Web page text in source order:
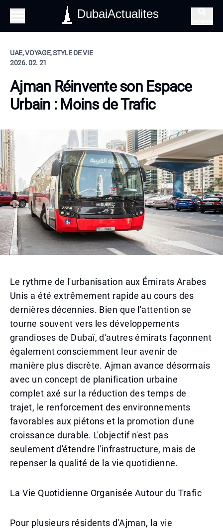
DubaiActualites
UAE, VOYAGE, STYLE DE VIE
2026. 02. 21
Ajman Réinvente son Espace
Urbain : Moins de Trafic
Le rythme de l'urbanisation aux Émirats Arabes
Unis a été extrêmement rapide au cours des
dernières décennies. Bien que l'attention se
tourne souvent vers les développements
grandioses de Dubaï, d'autres émirats façonnent
également consciemment leur avenir de
manière plus discrète. Ajman avance désormais
avec un concept de planification urbaine
complet axé sur la réduction des temps de
trajet, le renforcement des environnements
favorables aux piétons et la promotion d'une
croissance durable. L'objectif n'est pas
seulement d'étendre l'infrastructure, mais de
repenser la qualité de la vie quotidienne.
La Vie Quotidienne Organisée Autour du Trafic
Pour plusieurs résidents d'Ajman, la vie